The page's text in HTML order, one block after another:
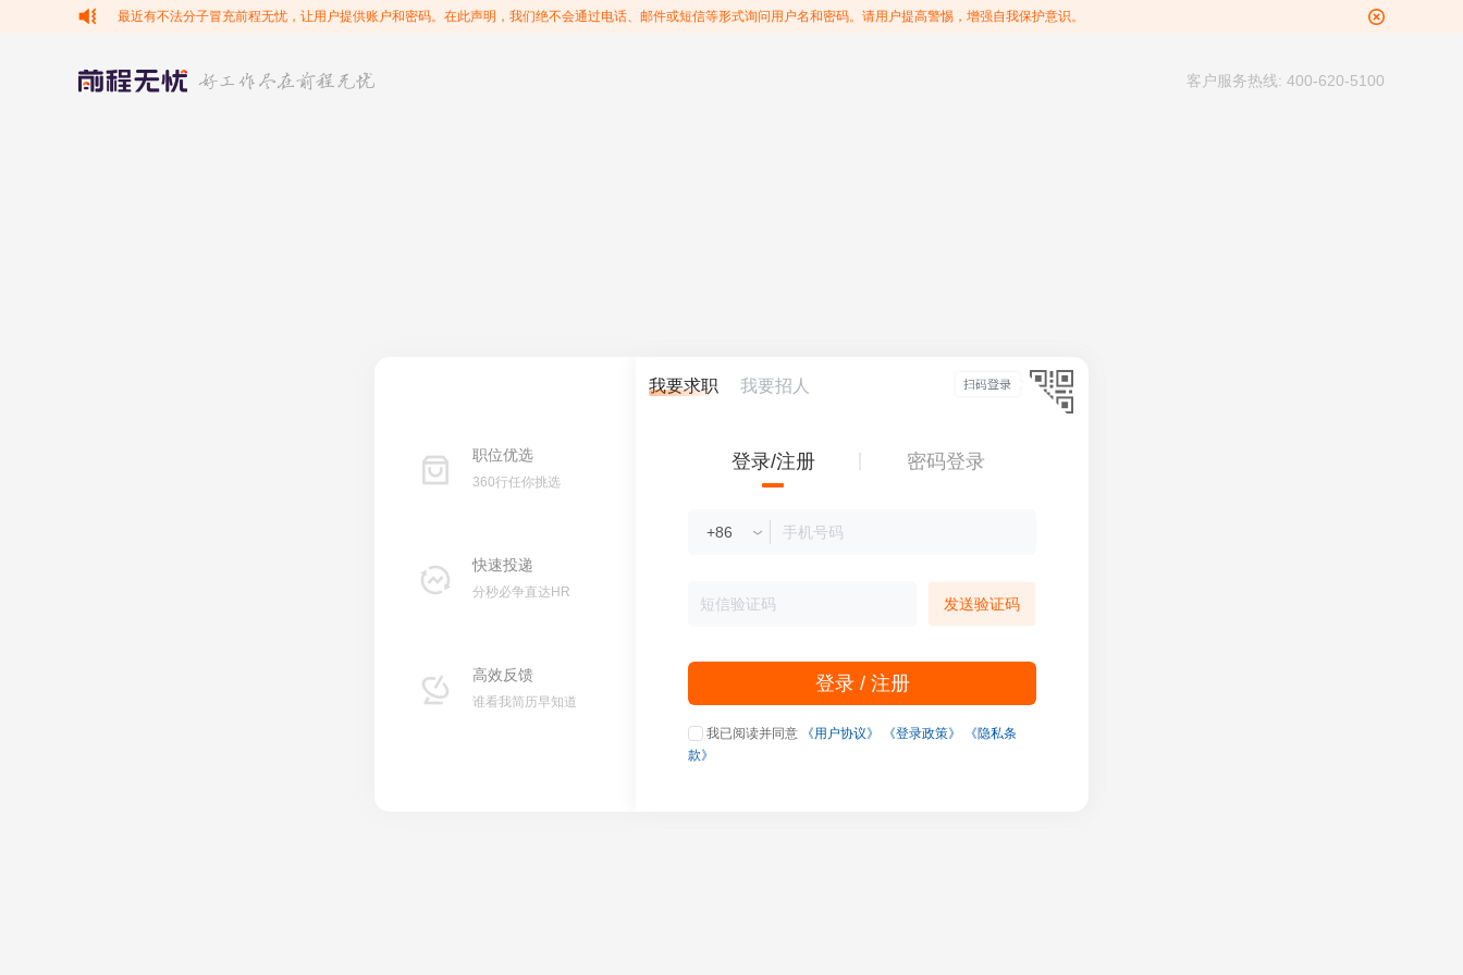
最近有不法分子冒充前程无忧，让用户提供账户和密码。在此声明，我们绝不会通过电话、邮件或短信等形式询问用户名和密码。请用户提高警惕，增强自我保护意识。
客户服务热线: 400-620-5100
职位优选
360行任你挑选
快速投递
分秒必争直达HR
高效反馈
谁看我简历早知道
我要求职 我要招人
登录/注册 密码登录
发送验证码
登录 / 注册
我已阅读并同意 《用户协议》 《登录政策》
《隐私条
款》